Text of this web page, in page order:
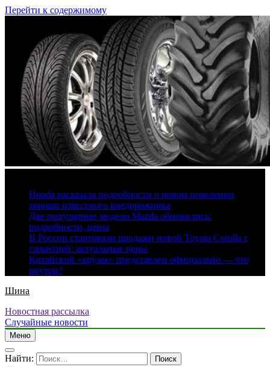
Перейти к содержимому
Honda раскрыла подробности о новом поколении
хорошо известного внедорожника
Две популярные модели Mazda обновились:
подробности, цены
В России стартовали продажи новой Toyota Corolla с
гарантией: актуальные цены
Китайский «крузак» представлен официально — что
внутри?
Шина
Новостная рассылка
Случайные новости
Меню
Найти: